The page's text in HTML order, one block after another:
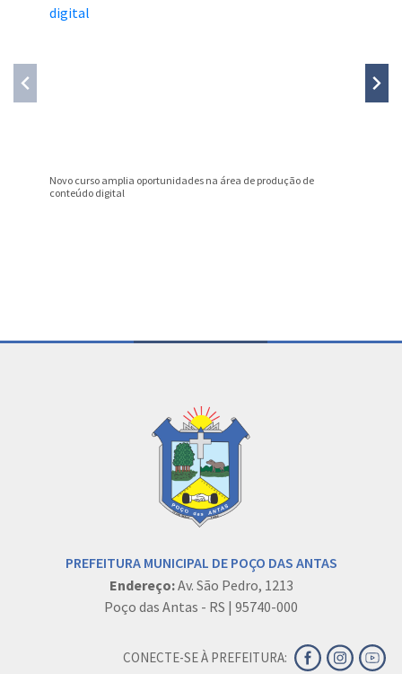
Novo curso amplia oportunidades na área de produção de
conteúdo digital
PREFEITURA MUNICIPAL DE POÇO DAS ANTAS
Endereço:Av. São Pedro, 1213
Poço das Antas - RS | 95740-000
CONECTE-SE À PREFEITURA: